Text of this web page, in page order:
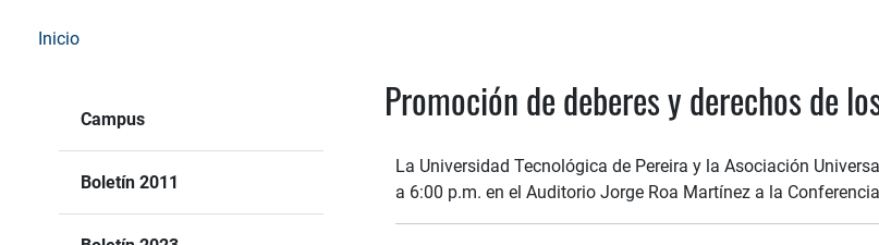
Inicio
Campus
Boletín 2011
Promoción de deberes y derechos de
La Universidad Tecnológica de Pereira y la Asociación
a 6:00 p.m. en el Auditorio Jorge Roa Martínez a la